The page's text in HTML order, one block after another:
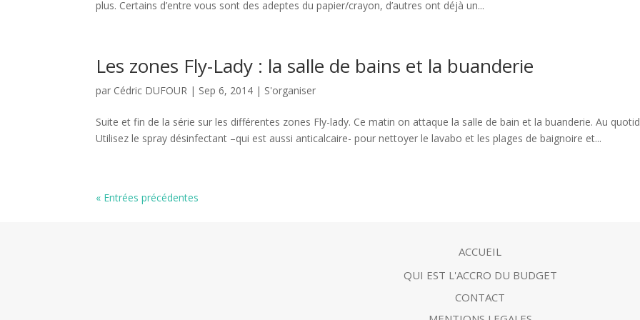
plus. Certains d’entre vous sont des adeptes du papier/crayon, d’autres ont déjà un...
Les zones Fly-Lady : la salle de bains et la buanderie
par Cédric DUFOUR | Sep 6, 2014 | S'organiser
Suite et fin de la série sur les différentes zones Fly-lady. Ce matin on attaque la salle de bain et la buanderie. Au
Utilisez le spray désinfectant –qui est aussi anticalcaire- pour nettoyer le lavabo et les plages de baignoire et...
« Entrées précédentes
ACCUEIL
QUI EST L'ACCRO DU BUDGET
CONTACT